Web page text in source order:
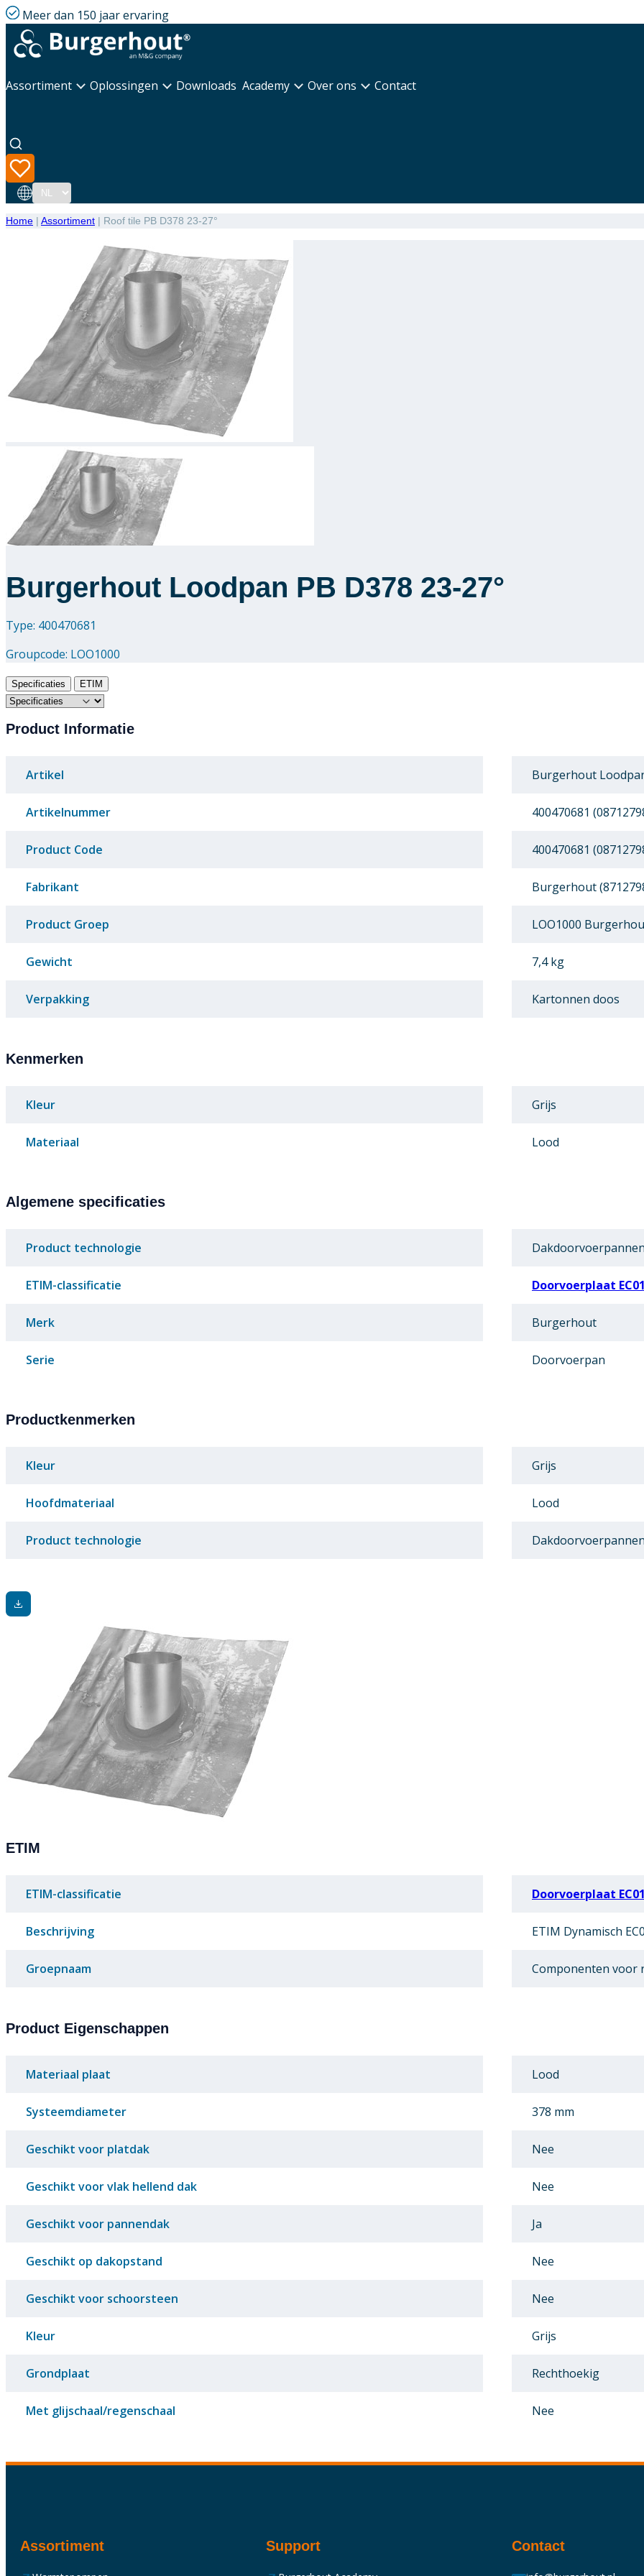
Meer dan 150 jaar ervaring
Assortiment Oplossingen Downloads Academy Over ons Contact
Taal
Home | Assortiment | Roof tile PB D378 23-27°
Burgerhout Loodpan PB D378 23-27°
Type: 400470681
Groupcode: LOO1000
Specificaties ETIM
Product Informatie
Artikel Burgerhout
Artikelnummer 400470681
Product Code 400470681
Fabrikant Burgerhout
Product Groep LOO1000
Gewicht 7,4 kg
Verpakking Kartonnen doos
Kenmerken
Kleur Grijs
Materiaal Lood
Algemene specificaties
Product technologie
ETIM-classificatie Doorvoerplaat
Merk Burgerhout
Serie Doorvoerpan
Productkenmerken
Kleur Grijs
Hoofdmateriaal Lood
Product technologie
ETIM
ETIM-classificatie Doorvoerplaat
Beschrijving ETIM Dynamisch
Groepnaam Componenten voor
Product Eigenschappen
Materiaal plaat Lood
Systeemdiameter 378 mm
Geschikt voor platdak Nee
Geschikt voor vlak hellend dak Nee
Geschikt voor pannendak Ja
Geschikt op dakopstand Nee
Geschikt voor schoorsteen Nee
Kleur Grijs
Grondplaat Rechthoekig
Met glijschaal/regenschaal Nee
Assortiment Support Contact